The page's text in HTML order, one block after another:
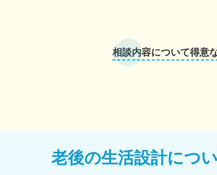
相談内容について得意
老後の生活設計につ